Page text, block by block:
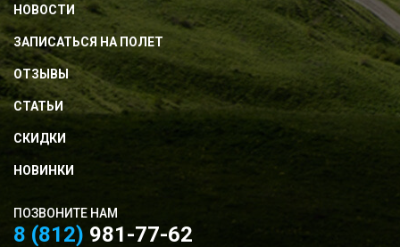
НОВОСТИ
ЗАПИСАТЬСЯ НА ПОЛЕТ
ОТЗЫВЫ
СТАТЬИ
СКИДКИ
НОВИНКИ
ПОЗВОНИТЕ НАМ
8 (812) 981-77-62